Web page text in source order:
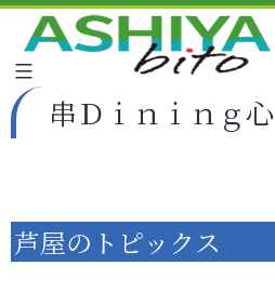
串Ｄｉｎｉｎｇ心
芦屋のトピックス